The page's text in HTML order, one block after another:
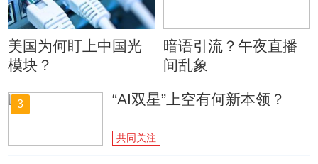
美国为何盯上中国光
模块？
暗语引流？午夜直播
间乱象
3 “AI双星”上空有何新本领？
共同关注